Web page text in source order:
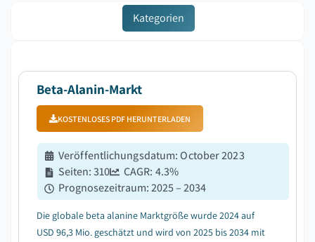
Kategorien
Beta-Alanin-Markt
KOSTENLOSES PDF HERUNTERLADEN
Veröffentlichungsdatum:October 2023
Seiten:310 CAGR: 4.3%
Prognosezeitraum:2025 – 2034
Die globale beta alanine Marktgröße wurde 2024 auf
USD 96,3 Mio. geschätzt und wird von 2025 bis 2034 mit